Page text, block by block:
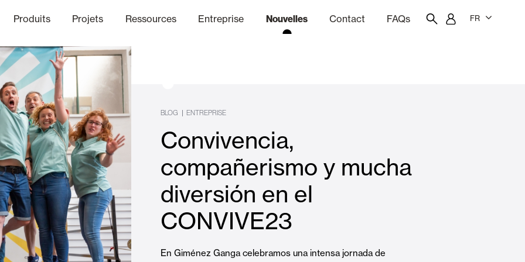
Produits
Volets Battants Pliables et Brises Soleil
Projets
Bureaux Logements
Ressources
Finitions
Entreprise
Éthique
Nouvelles Contact FAQs FR
BLOG | ENTREPRISE
Convivencia,
compañerismo y mucha
diversión en el
CONVIVE23
En Giménez Ganga celebramos una intensa jornada de